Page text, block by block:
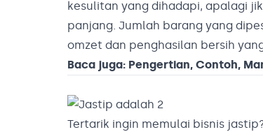
kesulitan yang dihadapi, apalagi
panjang. Jumlah barang yang
omzet dan penghasilan bersih
Baca juga: Pengertian, Contoh,
Tertarik ingin memulai bisnis